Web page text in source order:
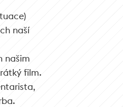
naší
našim
film.